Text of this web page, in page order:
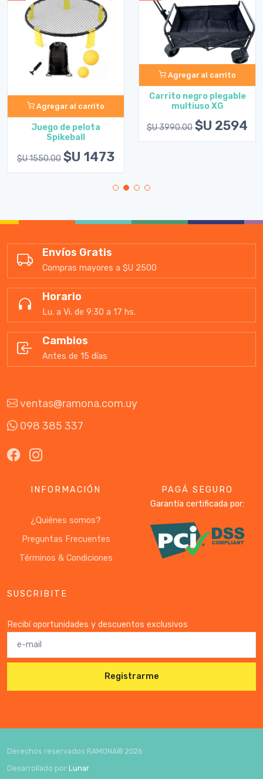
Agregar al carrito
Juego de pelota
Spikeball
$U 1550.00 $U 1473
Agregar al carrito
Carrito negro plegable
multiuso XG
$U 3990.00 $U 2594
Envíos Gratis
Compras mayores a $U 2500
Horario
Lu. a Vi. de 9:30 a 17 hs.
Cambios
Antes de 15 días
ventas@ramona.com.uy
098 385 337
INFORMACIÓN
¿Quiénes somos?
Preguntas Frecuentes
Términos & Condiciones
PAGÁ SEGURO
Garantía certificada por:
SUSCRIBITE
Recibí oportunidades y descuentos exclusivos
Registrarme
Derechos reservados RAMONA® 2026
Desarrollado por Lunar